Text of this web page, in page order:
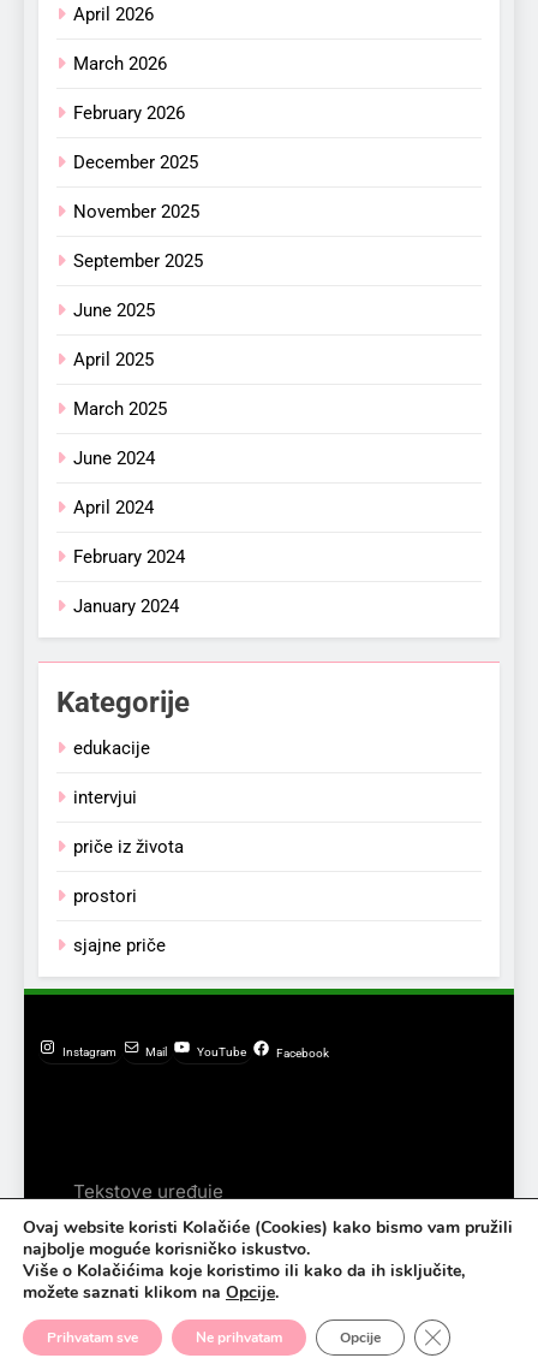
April 2026
March 2026
February 2026
December 2025
November 2025
September 2025
June 2025
April 2025
March 2025
June 2024
April 2024
February 2024
January 2024
Kategorije
edukacije
intervjui
priče iz života
prostori
sjajne priče
Instagram Mail YouTube Facebook
Tekstove uređuje
Bojana. WordPress 2026.
Powered By
BlazeThemes.
Ovaj website koristi Kolačiće (Cookies) kako bismo vam pružili
najbolje moguće korisničko iskustvo.
Više o Kolačićima koje koristimo ili kako da ih isključite,
možete saznati klikom na Opcije.
Prihvatam sve Ne prihvatam Opcije Close GDPR